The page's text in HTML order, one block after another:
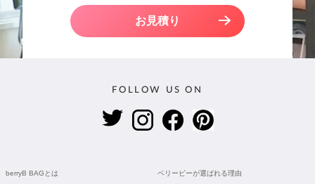
お見積り
FOLLOW US ON
berryB BAGとは ベリービーが選ばれる理由